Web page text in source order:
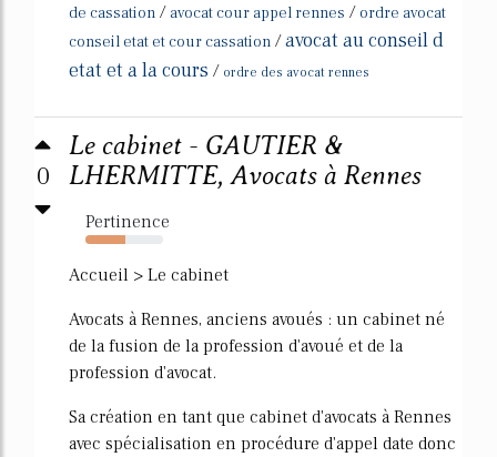
de cassation / avocat cour appel rennes / ordre avocat
conseil etat et cour cassation /avocat au conseil d
etat et a la cours / ordre des avocat rennes
0
Le cabinet - GAUTIER &
LHERMITTE, Avocats à Rennes
Pertinence
51%
Accueil > Le cabinet
Avocats à Rennes, anciens avoués : un cabinet né
de la fusion de la profession d'avoué et de la
profession d'avocat.
Sa création en tant que cabinet d'avocats à Rennes
avec spécialisation en procédure d'appel date donc